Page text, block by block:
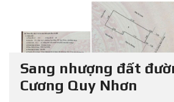
Sang nhượng đất
Cương Quy Nhơn